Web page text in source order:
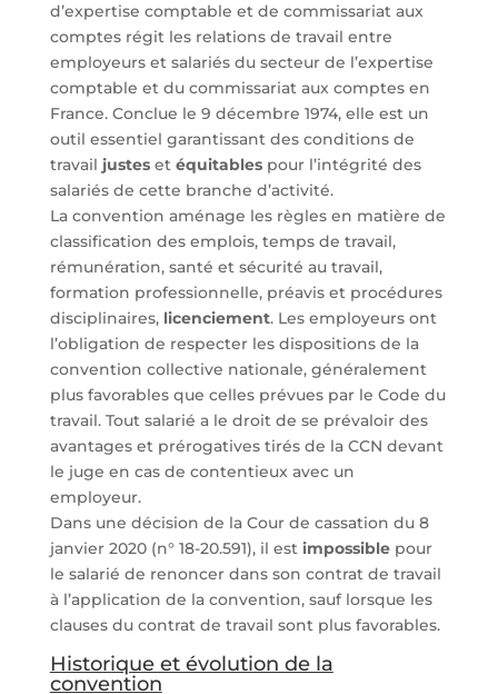
d’expertise comptable et de commissariat aux
comptes régit les relations de travail entre
employeurs et salariés du secteur de l’expertise
comptable et du commissariat aux comptes en
France. Conclue le 9 décembre 1974, elle est un
outil essentiel garantissant des conditions de
travail justeset équitablespour l’intégrité des
salariés de cette branche d’activité.
La convention aménage les règles en matière de
classification des emplois, temps de travail,
rémunération, santé et sécurité au travail,
formation professionnelle, préavis et procédures
disciplinaires, licenciement. Les employeurs ont
l’obligation de respecter les dispositions de la
convention collective nationale, généralement
plus favorables que celles prévues par le Code du
travail. Tout salarié a le droit de se prévaloir des
avantages et prérogatives tirés de la CCN devant
le juge en cas de contentieux avec un
employeur.
Dans une décision de la Cour de cassation du 8
janvier 2020 (n° 18-20.591), il est impossiblepour
le salarié de renoncer dans son contrat de travail
à l’application de la convention, sauf lorsque les
clauses du contrat de travail sont plus favorables.
Historique et évolution de la
convention